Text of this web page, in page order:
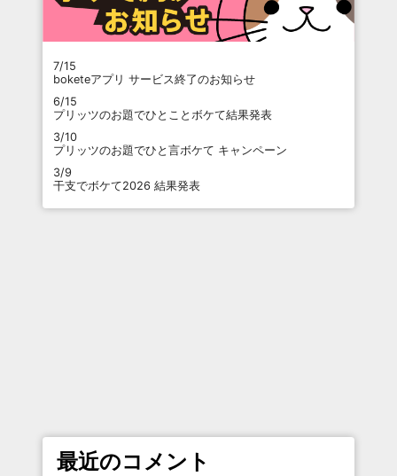
7/15
boketeアプリ サービス終了のお知らせ
6/15
プリッツのお題でひとことボケて結果発表
3/10
プリッツのお題でひと言ボケて キャンペーン
3/9
干支でボケて2026 結果発表
最近のコメント